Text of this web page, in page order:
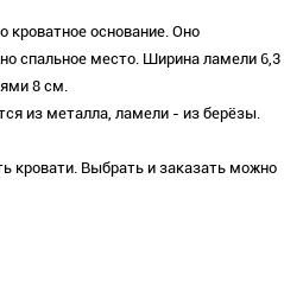
кроватное основание. Оно
спальное место. Ширина ламели 6,3
8 см.
из металла, ламели - из берёзы.
кровати. Выбрать и заказать можно